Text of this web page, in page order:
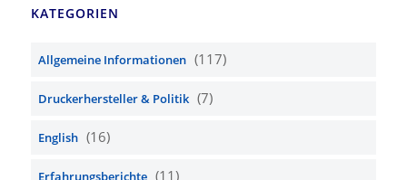
KATEGORIEN
Allgemeine Informationen (117)
Druckerhersteller & Politik (7)
English (16)
Erfahrungsberichte (11)